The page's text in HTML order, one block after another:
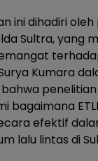
ini dihadiri
Sultra, yang
Kumara
bagaimana
efektif
lalu lintas di